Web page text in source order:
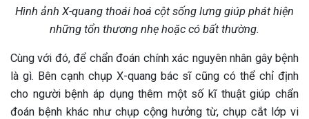
Hình ảnh X-quang thoái hoá cột sống lưng giúp phát hiện
những tổn thương nhẹ hoặc có bất thường.
Cùng với đó, để chẩn đoán chính xác nguyên nhân gây bệnh
là gì. Bên cạnh chụp X-quang bác sĩ cũng có thể chỉ định
cho người bệnh áp dụng thêm một số kĩ thuật giúp chẩn
đoán bệnh khác như chụp cộng hưởng từ, chụp cắt lớp vi